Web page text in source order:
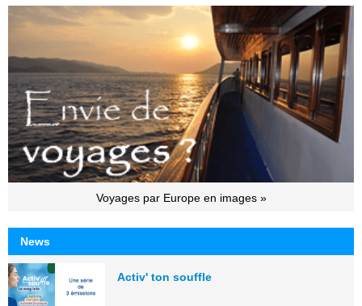
Voyages par Europe en images »
News
Activ' ton souffle